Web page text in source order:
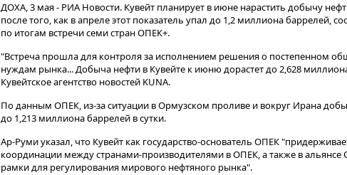
ДОХА, 3 мая - РИА Новости. Кувейт планирует в июне нарастить добычу
после того, как в апреле этот показатель упал до 1,2 миллиона баррелей,
по итогам встречи семи стран ОПЕК+.
"Встреча прошла для контроля за исполнением решения о постепенном
нуждам рынка​​​... Добыча нефти в Кувейте к июню дорастет до 2,628
Кувейтское агентство новостей KUNA.
По данным ОПЕК, из-за ситуации в Ормузском проливе и вокруг Ирана
до 1,213 миллиона баррелей в сутки.
Ар-Руми указал, что Кувейт как государство-основатель ОПЕК
координации между странами-производителями в ОПЕК, а также в
рамки для регулирования мирового нефтяного рынка".